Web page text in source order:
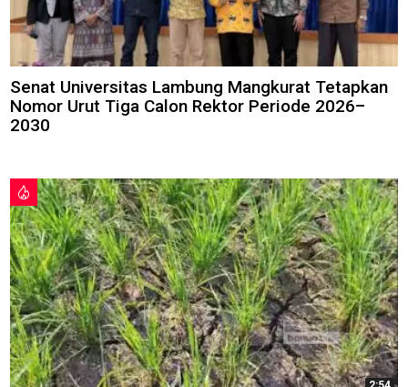
Senat Universitas Lambung Mangkurat Tetapkan
Nomor Urut Tiga Calon Rektor Periode 2026–
2030